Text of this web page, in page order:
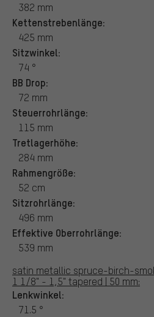
382 mm
Kettenstrebenlänge:
425 mm
Sitzwinkel:
74 °
BB Drop:
72 mm
Steuerrohrlänge:
115 mm
Tretlagerhöhe:
284 mm
Rahmengröße:
52 cm
Sitzrohrlänge:
496 mm
Effektive Oberrohrlänge:
539 mm
satin metallic spruce-birch-
1 1/8" - 1,5" tapered | 50 mm:
Lenkwinkel:
71.5 °